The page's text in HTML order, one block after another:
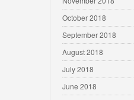
October 2018
September 2018
August 2018
July 2018
June 2018